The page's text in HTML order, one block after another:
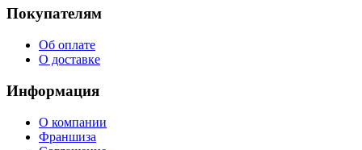
Покупателям
Об оплате
О доставке
Информация
О компании
Франшиза